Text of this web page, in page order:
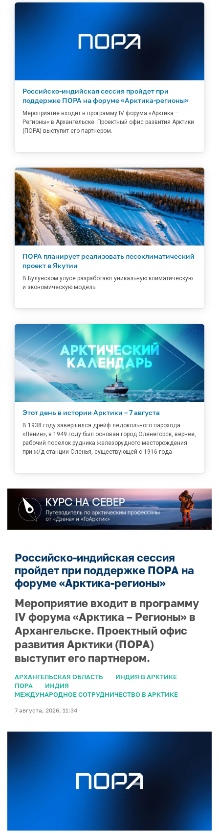
Российско-индийская сессия пройдет при
поддержке ПОРА на форуме «Арктика-регионы»
Мероприятие входит в программу IV форума «Арктика –
Регионы» в Архангельске. Проектный офис развития Арктики
(ПОРА) выступит его партнером.
ПОРА планирует реализовать лесоклиматический
проект в Якутии
В Булунском улусе разработают уникальную климатическую
и экономическую модель
Этот день в истории Арктики – 7 августа
В 1938 году завершился дрейф ледокольного парохода
«Ленин»; в 1949 году был основан город Оленегорск, вернее,
рабочий поселок рудника железорудного месторождения
при ж/д станции Оленья, существующей с 1916 года
Российско-индийская сессия
пройдет при поддержке ПОРА на
форуме «Арктика-регионы»
Мероприятие входит в программу
IV форума «Арктика – Регионы» в
Архангельске. Проектный офис
развития Арктики (ПОРА)
выступит его партнером.
АРХАНГЕЛЬСКАЯ ОБЛАСТЬ
ИНДИЯ В АРКТИКЕ
ПОРА
ИНДИЯ
МЕЖДУНАРОДНОЕ СОТРУДНИЧЕСТВО В АРКТИКЕ
7 августа, 2026, 11:34